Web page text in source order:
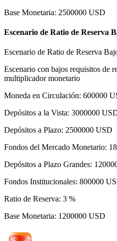
Base Monetaria: 2500000 USD
Escenario de Ratio de Reserva
Escenario de Ratio de Reserva
Escenario con bajos requisitos de
multiplicador monetario
Moneda en Circulación: 600000
Depósitos a la Vista: 3000000
Depósitos a Plazo: 2500000 USD
Fondos del Mercado Monetario:
Depósitos a Plazo Grandes:
Fondos Institucionales: 800000
Ratio de Reserva: 3 %
Base Monetaria: 1200000 USD